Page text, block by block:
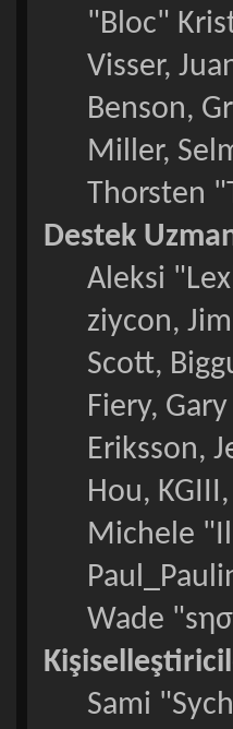
"Bloc"
Visser,
Benson,
Miller,
Thorsten
Destek
Aleksi
ziycon,
Scott,
Fiery,
Eriksson,
Hou,
Michele
Wade
Sami